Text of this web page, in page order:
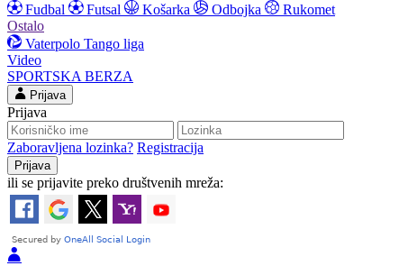
Fudbal
Futsal Košarka Odbojka
Rukomet
Ostalo
Vaterpolo Tango liga
Video
SPORTSKA BERZA
Prijava
Prijava
Zaboravljena lozinka? Registracija
ili se prijavite preko društvenih mreža: